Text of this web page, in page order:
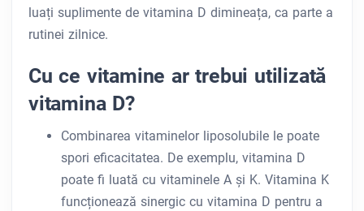
luați suplimente de vitamina D dimineața, ca parte a
rutinei zilnice.
Cu ce ​​vitamine ar trebui utilizată
vitamina D?
Combinarea vitaminelor liposolubile le poate
spori eficacitatea. De exemplu, vitamina D
poate fi luată cu vitaminele A și K. Vitamina K
funcționează sinergic cu vitamina D pentru a